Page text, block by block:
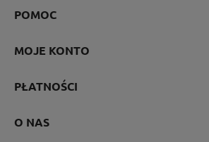
POMOC
MOJE KONTO
PŁATNOŚCI
O NAS